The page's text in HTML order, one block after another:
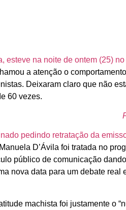
esteve na noite de ontem (25)
a atenção o
Deixaram claro que não
60 vezes.
pedindo retratação da
D’Ávila foi tratada no
público de comunicação
nova data para um debate real
machista foi justamente o